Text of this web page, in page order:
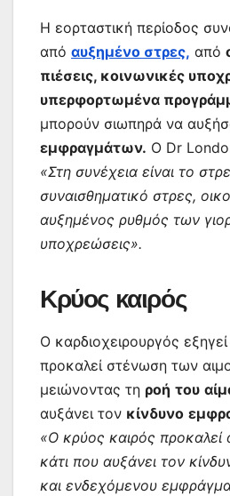
Η εορταστική περίοδος
από αυξημένο στρες, από
πιέσεις, κοινωνικές
υπερφορτωμένα
μπορούν σιωπηρά να
εμφραγμάτων. Ο Dr
«Στη συνέχεια είναι το
συναισθηματικό στρες,
αυξημένος ρυθμός των
υποχρεώσεις».
Κρύος καιρός
Ο καρδιοχειρουργός
προκαλεί στένωση των
μειώνοντας τη ροή του
αυξάνει τον κίνδυνο
«Ο κρύος καιρός προκαλεί
κάτι που αυξάνει τον
και ενδεχόμενου